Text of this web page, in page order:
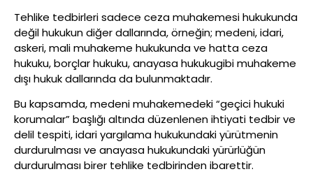
Tehlike tedbirleri sadece ceza muhakemesi hukukunda
değil hukukun diğer dallarında, örneğin; medeni, idari,
askeri, mali muhakeme hukukunda ve hatta ceza
hukuku, borçlar hukuku, anayasa hukukugibi muhakeme
dışı hukuk dallarında da bulunmaktadır.
Bu kapsamda, medeni muhakemedeki “geçici hukuki
korumalar” başlığı altında düzenlenen ihtiyati tedbir ve
delil tespiti, idari yargılama hukukundaki yürütmenin
durdurulması ve anayasa hukukundaki yürürlüğün
durdurulması birer tehlike tedbirinden ibarettir.